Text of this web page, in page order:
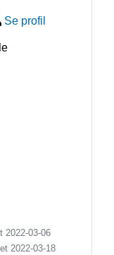
Se profil
2022-03-06
2022-03-18